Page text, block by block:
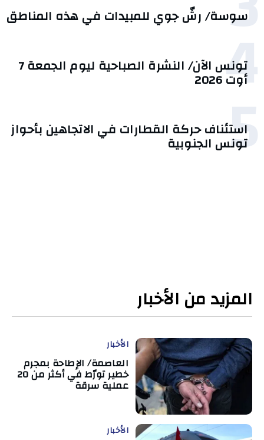
سوسة/ رشّ جوي للمبيدات في هذه المناطق
4 تونس الآن/ النشرة الصباحية ليوم الجمعة 7
أوت 2026
5
استئناف حركة القطارات في الاتجاهين بأحواز
تونس الجنوبية
المزيد من الأخبار
الأخبار
العاصمة/ الإطاحة بمجرم
خطير تورّط في أكثر من 20
عملية سرقة
الأخبار